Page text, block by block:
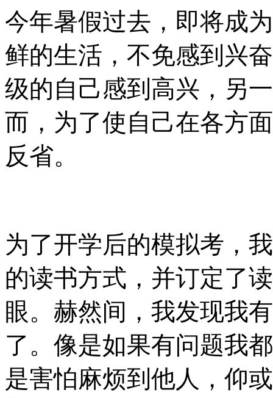
今年暑假过去，即将成
鲜的生活，不免感到兴
级的自己感到高兴，另
而，为了使自己在各方
反省。
为了开学后的模拟考，
的读书方式，并订定了
眼。赫然间，我发现我
了。像是如果有问题我
是害怕麻烦到他人，仰